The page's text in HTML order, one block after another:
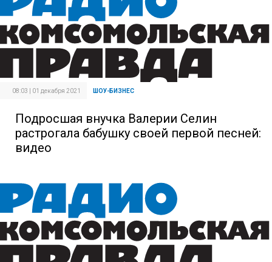
08:03 | 01 декабря 2021 ШОУ-БИЗНЕС
Подросшая внучка Валерии Селин
растрогала бабушку своей первой песней:
видео